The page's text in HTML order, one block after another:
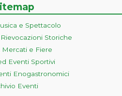
e Spettacolo
Storiche
Mercati e Fiere
Eventi Sportivi
Enogastronomici
Eventi